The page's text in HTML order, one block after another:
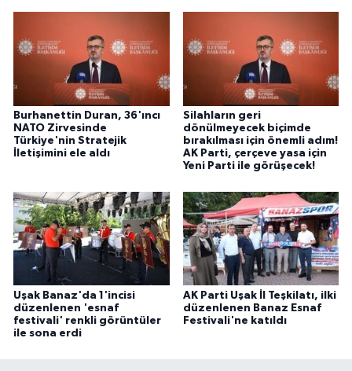
Burhanettin Duran, 36'ıncı
NATO Zirvesinde
Türkiye'nin Stratejik
İletişimini ele aldı
Silahların geri
dönülmeyecek biçimde
bırakılması için önemli adım!
AK Parti, çerçeve yasa için
Yeni Parti ile görüşecek!
Uşak Banaz'da 1'incisi
düzenlenen 'esnaf
festivali' renkli görüntüler
ile sona erdi
AK Parti Uşak İl Teşkilatı, ilki
düzenlenen Banaz Esnaf
Festivali'ne katıldı